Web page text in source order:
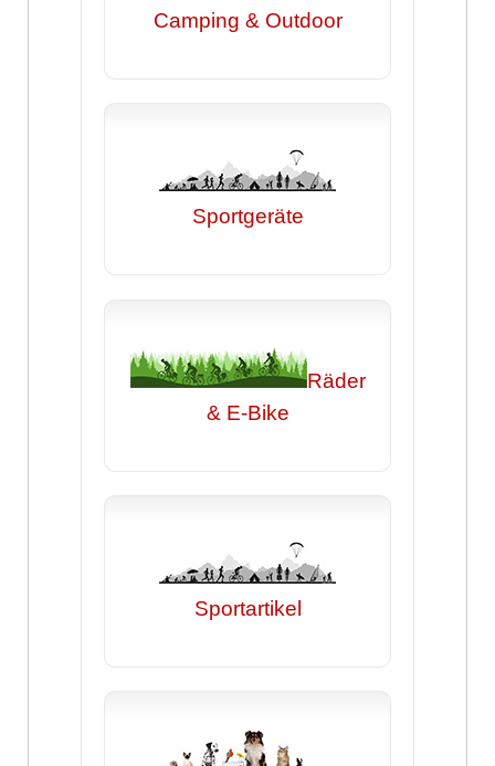
Camping & Outdoor
Sportgeräte
Räder
& E-Bike
Sportartikel